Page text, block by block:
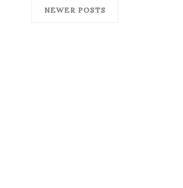
NEWER POSTS